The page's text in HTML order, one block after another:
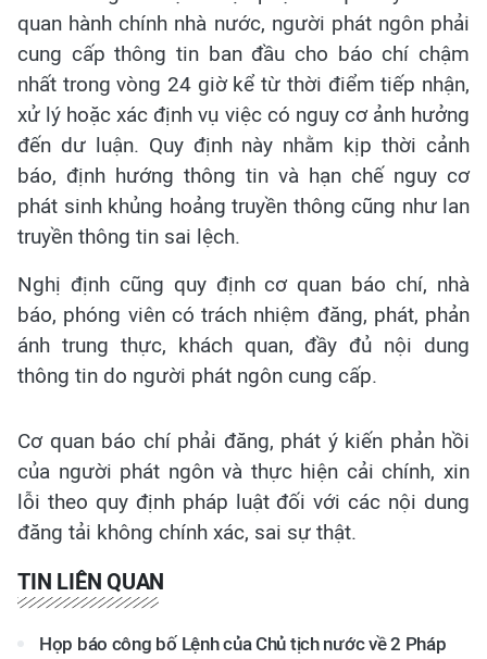
quan hành chính nhà nước, người phát ngôn phải
cung cấp thông tin ban đầu cho báo chí chậm
nhất trong vòng 24 giờ kể từ thời điểm tiếp nhận,
xử lý hoặc xác định vụ việc có nguy cơ ảnh hưởng
đến dư luận. Quy định này nhằm kịp thời cảnh
báo, định hướng thông tin và hạn chế nguy cơ
phát sinh khủng hoảng truyền thông cũng như lan
truyền thông tin sai lệch.
Nghị định cũng quy định cơ quan báo chí, nhà
báo, phóng viên có trách nhiệm đăng, phát, phản
ánh trung thực, khách quan, đầy đủ nội dung
thông tin do người phát ngôn cung cấp.
Cơ quan báo chí phải đăng, phát ý kiến phản hồi
của người phát ngôn và thực hiện cải chính, xin
lỗi theo quy định pháp luật đối với các nội dung
đăng tải không chính xác, sai sự thật.
TIN LIÊN QUAN
Họp báo công bố Lệnh của Chủ tịch nước về 2 Pháp